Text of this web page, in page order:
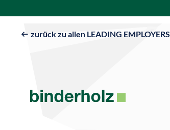
 zurück zu allen LEADING EMPLOYERS